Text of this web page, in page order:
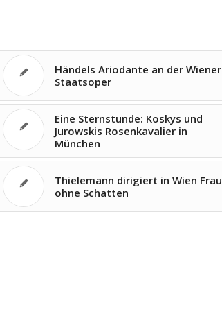
Händels Ariodante an der Wiener
Staatsoper
Eine Sternstunde: Koskys und
Jurowskis Rosenkavalier in
München
Thielemann dirigiert in Wien Frau
ohne Schatten